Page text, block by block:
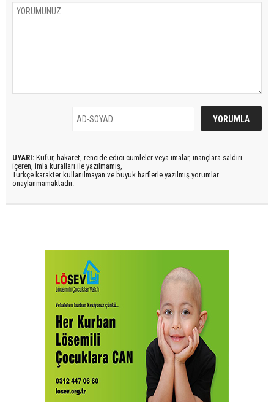
UYARI: Küfür, hakaret, rencide edici cümleler veya imalar, inançlara saldırı
içeren, imla kuralları ile yazılmamış,
Türkçe karakter kullanılmayan ve büyük harflerle yazılmış yorumlar
onaylanmamaktadır.